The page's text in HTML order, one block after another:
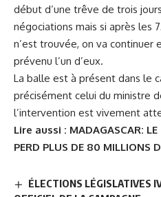
début d’une trêve de trois
négociations mais si après les
n’est trouvée, on va continuer
prévenu l’un d’eux.
La balle est à présent dans le
précisément celui du ministre
l’intervention est vivement
Lire aussi : MADAGASCAR:
PERD PLUS DE 80 MILLIONS
ÉLECTIONS LÉGISLATIVES